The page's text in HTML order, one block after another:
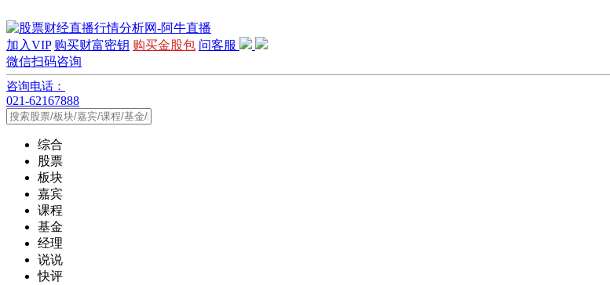
加入VIP 购买财富密钥 购买金股包 问客服
微信扫码咨询
咨询电话：
021-62167888
综合
股票
板块
嘉宾
课程
基金
经理
说说
快评